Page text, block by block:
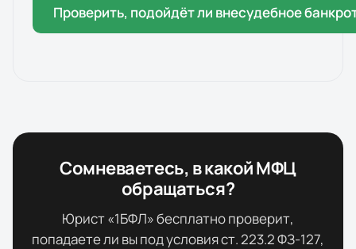
Проверить, подойдёт ли внесудебное
Сомневаетесь, в какой МФЦ
обращаться?
Юрист «1БФЛ» бесплатно проверит,
попадаете ли вы под условия ст. 223.2 ФЗ-127,